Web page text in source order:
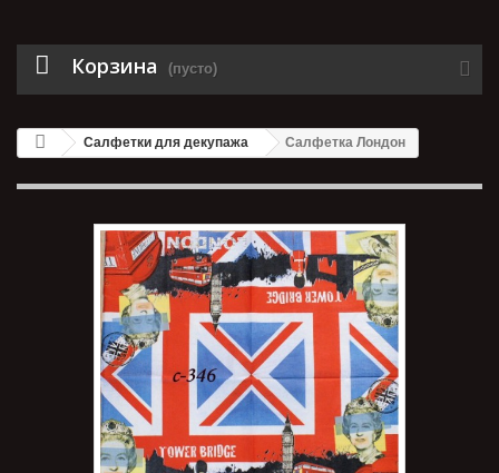
Корзина (пусто)
Салфетки для декупажа Салфетка Лондон